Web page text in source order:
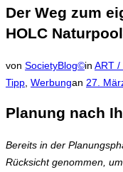
Der Weg zum
HOLC
von SocietyBlog©in ART /
Tipp Werbungan 27.
Planung nach
Bereits in der
Rücksicht genommen,